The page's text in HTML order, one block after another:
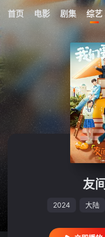
首页 电影 剧集 综艺
我的观影记录
暂无观看
友
2024 大陆